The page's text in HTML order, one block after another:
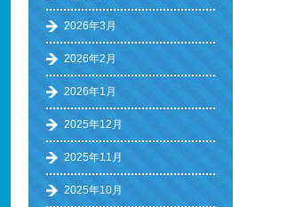
2026年3月
2026年2月
2026年1月
2025年12月
2025年11月
2025年10月